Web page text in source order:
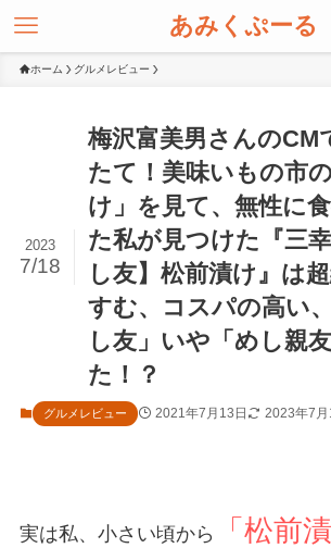
あみくぷーる
ホーム グルメレビュー
梅沢富美男さんのCM
たて！美味いもの市
け」を見て、無性に
た私が見つけた『三
し友】松前漬け』は
すむ、コスパの高い
し友」いや「めし親
た！？
2023
7/18
グルメレビュー 2021年7月13日 2023年7月
実は私、小さい頃から 「松前